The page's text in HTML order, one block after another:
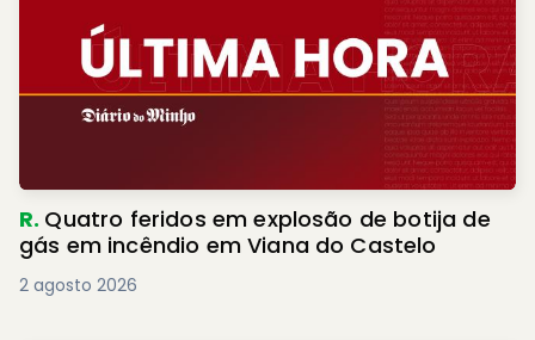
R. Quatro feridos em explosão de botija de
gás em incêndio em Viana do Castelo
2 agosto 2026